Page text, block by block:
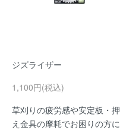
ジズライザー
1,100円(税込)
草刈りの疲労感や安定板・押
え金具の摩耗でお困りの方に